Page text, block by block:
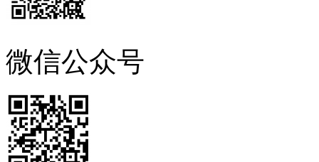
微信公众号